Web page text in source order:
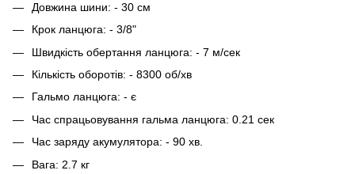
Довжина шини: - 30 см
Крок ланцюга: - 3/8"
Швидкість обертання ланцюга: - 7 м/сек
Кількість оборотів: - 8300 об/хв
Гальмо ланцюга: - є
Час спрацьовування гальма ланцюга: 0.21 сек
Час заряду акумулятора: - 90 хв.
Вага: 2.7 кг